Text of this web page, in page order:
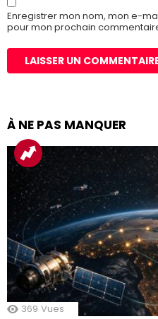
Enregistrer mon nom, mon e-
pour mon prochain
À NE PAS MANQUER
369 Vues